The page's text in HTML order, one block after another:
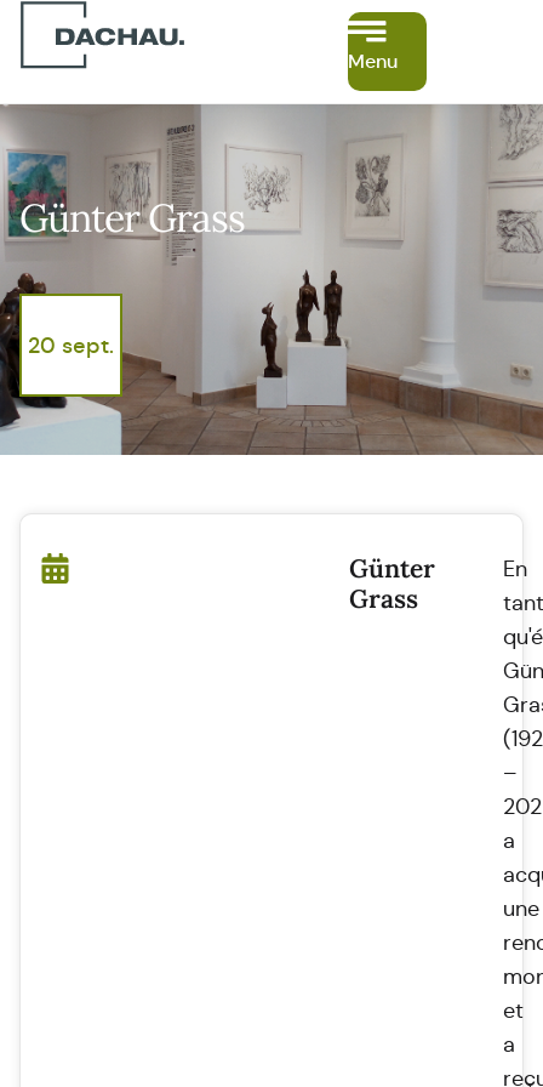
Menu
Günter Grass
20 sept.
Günter
Grass
En
tant
–
a
une
et
a